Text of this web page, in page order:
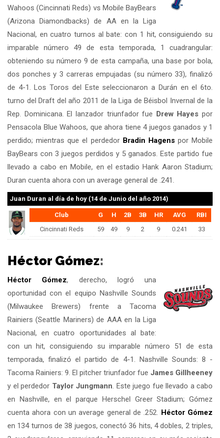
Wahoos (Cincinnati Reds) vs Mobile BayBears
(Arizona Diamondbacks) de AA en la Liga
Nacional, en cuatro turnos al bate: con 1 hit, consiguiendo su
imparable número 49 de esta temporada, 1 cuadrangular:
obteniendo su número 9 de esta campaña, una base por bola,
dos ponches y 3 carreras empujadas (su número 33), finalizó
de 4-1. Los Toros del Este seleccionaron a Durán en el 6to.
turno del Draft del año 2011 de la Liga de Béisbol Invernal de la
Rep. Dominicana. El lanzador triunfador fue Drew Hayes por
Pensacola Blue Wahoos, que ahora tiene 4 juegos ganados y 1
perdido; mientras que el perdedor Bradin Hagenspor Mobile
BayBears con 3 juegos perdidos y 5 ganados. Este partido fue
llevado a cabo en Mobile, en el estadio Hank Aaron Stadium;
Duran cuenta ahora con un average general de .241.
Juan Duran al día de hoy (14 de Junio del año 2014)
Club G H 2B 3B HR AVG
RBI
Cincinnati Reds
59 49 9 2 9 0.241 33
Héctor Gómez:
Héctor Gómez, derecho, logró una
oportunidad con el equipo Nashville Sounds
(Milwaukee Brewers) frente a Tacoma
Rainiers (Seattle Mariners) de AAA en la Liga
Nacional, en cuatro oportunidades al bate:
con un hit, consiguiendo su imparable número 51 de esta
temporada, finalizó el partido de 4-1. Nashville Sounds: 8 -
Tacoma Rainiers: 9. El pitcher triunfador fue James Gillheeney
y el perdedor Taylor Jungmann. Este juego fue llevado a cabo
en Nashville, en el parque Herschel Greer Stadium; Gómez
cuenta ahora con un average general de .252. Héctor Gómez
en 134 turnos de 38 juegos, conectó 36 hits, 4 dobles, 2 triples,